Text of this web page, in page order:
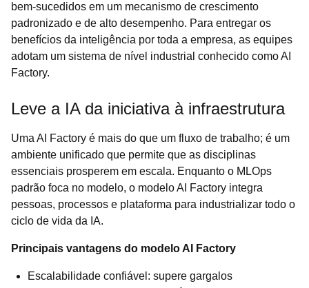
bem-sucedidos em um mecanismo de crescimento
padronizado e de alto desempenho. Para entregar os
benefícios da inteligência por toda a empresa, as equipes
adotam um sistema de nível industrial conhecido como AI
Factory.
Leve a IA da iniciativa à infraestrutura
Uma AI Factory é mais do que um fluxo de trabalho; é um
ambiente unificado que permite que as disciplinas
essenciais prosperem em escala. Enquanto o MLOps
padrão foca no modelo, o modelo AI Factory integra
pessoas, processos e plataforma para industrializar todo o
ciclo de vida da IA.
Principais vantagens do modelo AI Factory
Escalabilidade confiável: supere gargalos